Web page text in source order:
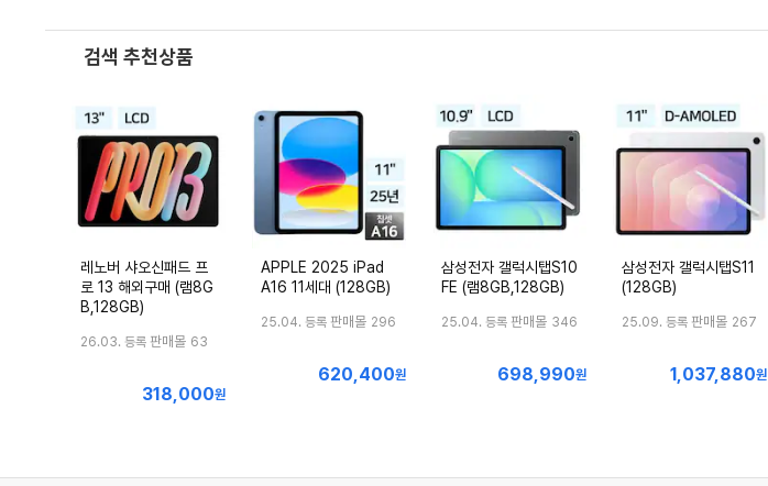
검색 추천상품
레노버 샤오신패드 프
로 13 해외구매 (램8G
B,128GB)
26.03. 등록 판매몰 63
최
318,000원
APPLE 2025 iPad
A16 11세대 (128GB)
25.04. 등록 판매몰 296
최
620,400원
삼성전자 갤럭시탭S10
FE (램8GB,128GB)
25.04. 등록 판매몰 346
최
698,990원
삼성전자 갤럭시탭S11
(128GB)
25.09. 등록 판매몰 267
최1,037,880원